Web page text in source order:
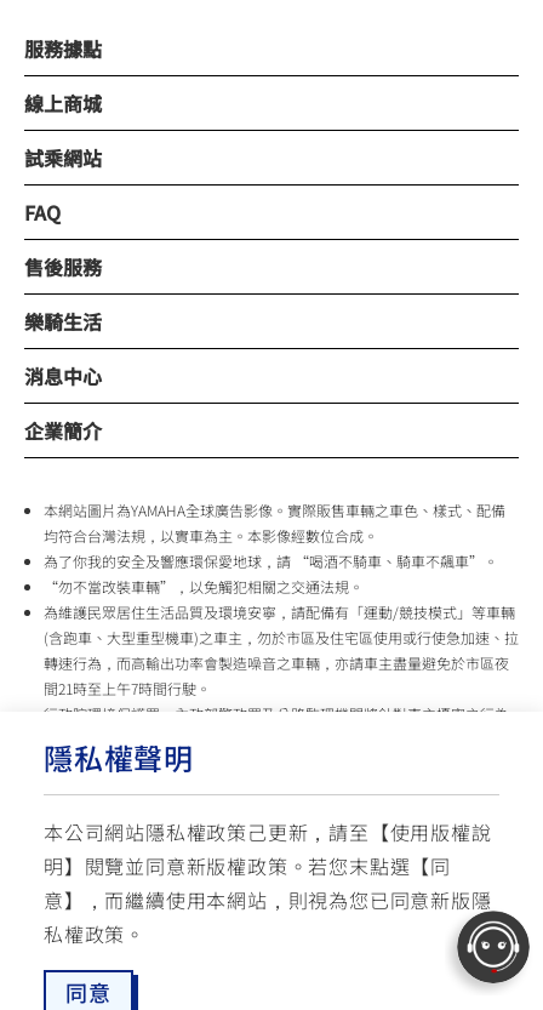
隱私權聲明
本公司網站隱私權政策己更新，請至【使用版權說
明】閱覽並同意新版權政策。 若您末點選【同
意】，而繼續使用本網站，則視為您已同意新版隱
私權政策。
同意
服務據點
線上商城
試乘網站
FAQ
售後服務
樂騎生活
消息中心
企業簡介
本網站圖片為YAMAHA全球廣告影像。實際販售車輛之車色、樣式、配備
均符合台灣法規，以實車為主。本影像經數位合成。
為了你我的安全及響應環保愛地球，請 “喝酒不騎車、騎車不飆車”。
“勿不當改裝車輛”，以免觸犯相關之交通法規。
為維護民眾居住生活品質及環境安寧，請配備有「運動/競技模式」等車輛
(含跑車、大型重型機車)之車主，勿於市區及住宅區使用或行使急加速、拉
轉速行為，而高輸出功率會製造噪音之車輛，亦請車主盡量避免於市區夜
間21時至上午7時間行駛。
行政院環境保護署、內政部警政署及公路監理機關將針對車主擾寧之行為
台灣山葉機車 關心您
使用版權說明 隱私權政策 交通安全入口網
☏ 免付費客服專線: 0800-631-680 ✉ 聯繫客服
每週一 ~ 五 08:00~12:10 / 13:00~16:40(國定假日與公司假日除外)
© YAMAHA MOTOR TAIWAN CO., LTD. All Rights Reserved.